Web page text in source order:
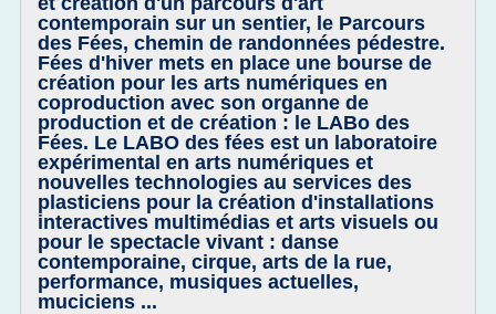
contemporain sur un sentier, le Parcours
des Fées, chemin de randonnées pédestre.
Fées d'hiver mets en place une bourse de
création pour les arts numériques en
coproduction avec son organne de
production et de création : le LABo des
Fées. Le LABO des fées est un laboratoire
expérimental en arts numériques et
nouvelles technologies au services des
plasticiens pour la création d'installations
interactives multimédias et arts visuels ou
pour le spectacle vivant : danse
contemporaine, cirque, arts de la rue,
performance, musiques actuelles,
muciciens ...